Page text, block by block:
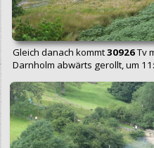
Gleich danach kommt30926Tv
Darnholm abwärts gerollt, um